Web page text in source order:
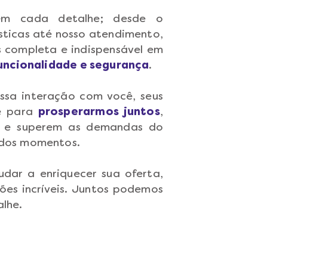
cada detalhe; desde o
até nosso atendimento,
e indispensável em
e segurança.
interação com você, seus
para prosperarmos juntos,
superem as demandas do
momentos.
a enriquecer sua oferta,
incríveis. Juntos podemos